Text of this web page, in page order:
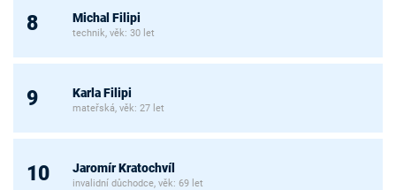
8 Michal Filipi
technik, věk: 30 let
9 Karla Filipi
mateřská, věk: 27 let
10 Jaromír Kratochvíl
invalidní důchodce, věk: 69 let